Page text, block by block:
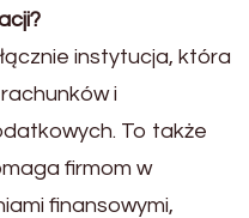
instytucja, która
i
To także
firmom w
finansowymi,